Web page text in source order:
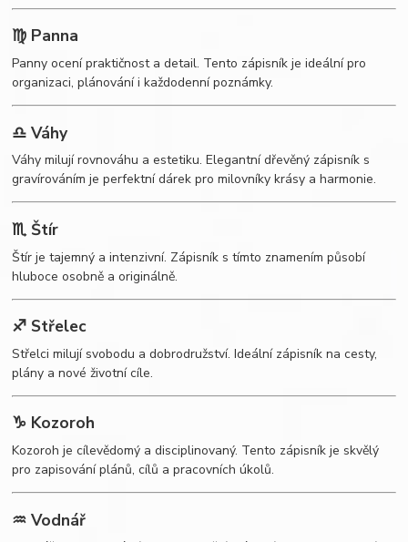
♍ Panna
Panny ocení praktičnost a detail. Tento zápisník je ideální pro
organizaci, plánování i každodenní poznámky.
♎ Váhy
Váhy milují rovnováhu a estetiku. Elegantní dřevěný zápisník s
gravírováním je perfektní dárek pro milovníky krásy a harmonie.
♏ Štír
Štír je tajemný a intenzivní. Zápisník s tímto znamením působí
hluboce osobně a originálně.
♐ Střelec
Střelci milují svobodu a dobrodružství. Ideální zápisník na cesty,
plány a nové životní cíle.
♑ Kozoroh
Kozoroh je cílevědomý a disciplinovaný. Tento zápisník je skvělý
pro zapisování plánů, cílů a pracovních úkolů.
♒ Vodnář